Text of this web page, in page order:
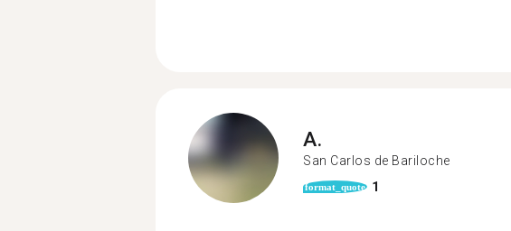
A.
San Carlos de Bariloche
format_quote 1